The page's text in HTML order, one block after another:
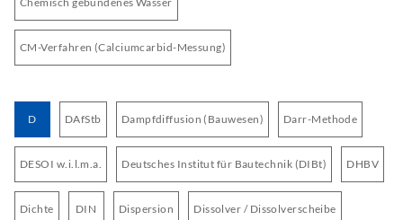
CM-Verfahren (Calciumcarbid-Messung)
D DAfStb Dampfdiffusion (Bauwesen) Darr-Methode
DESOI w.i.l.m.a. Deutsches Institut für Bautechnik (DIBt) DHBV
Dichte DIN Dispersion Dissolver / Dissolverscheibe